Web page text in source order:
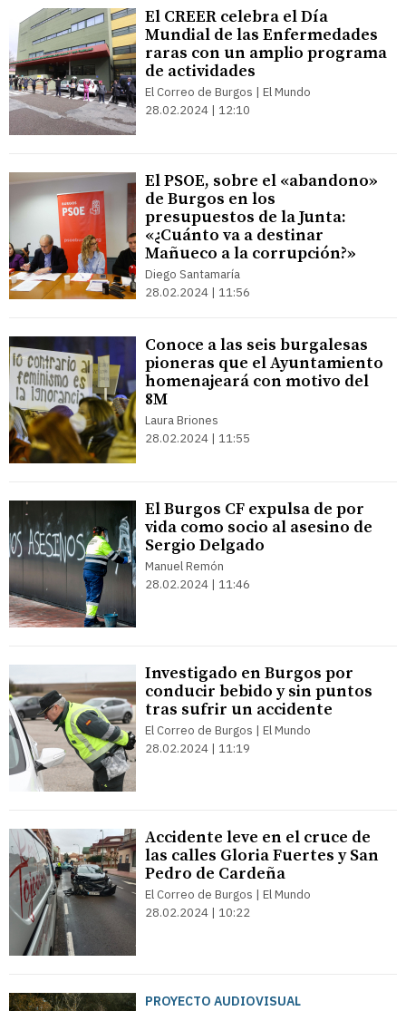
El CREER celebra el Día
Mundial de las Enfermedades
raras con un amplio programa
de actividades
El Correo de Burgos | El Mundo
28.02.2024 | 12:10
El PSOE, sobre el «abandono»
de Burgos en los
presupuestos de la Junta:
«¿Cuánto va a destinar
Mañueco a la corrupción?»
Diego Santamaría
28.02.2024 | 11:56
Conoce a las seis burgalesas
pioneras que el Ayuntamiento
homenajeará con motivo del
8M
Laura Briones
28.02.2024 | 11:55
El Burgos CF expulsa de por
vida como socio al asesino de
Sergio Delgado
Manuel Remón
28.02.2024 | 11:46
Investigado en Burgos por
conducir bebido y sin puntos
tras sufrir un accidente
El Correo de Burgos | El Mundo
28.02.2024 | 11:19
Accidente leve en el cruce de
las calles Gloria Fuertes y San
Pedro de Cardeña
El Correo de Burgos | El Mundo
28.02.2024 | 10:22
PROYECTO AUDIOVISUAL